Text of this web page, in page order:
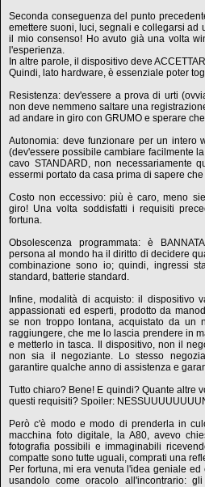
Seconda conseguenza del punto
emettere suoni, luci, segnali e collegarsi ad
il mio consenso! Ho avuto già una volta
l'esperienza.
In altre parole, il dispositivo deve
Quindi, lato hardware, è essenziale poter
Resistenza: dev'essere a prova di urti
non deve nemmeno saltare una
ad andare in giro con GRUMO e sperare
Autonomia: deve funzionare per un intero
(dev'essere possibile cambiare facilmente
cavo STANDARD, non necessariamente
essermi portato da casa prima di sapere
Costo non eccessivo: più è caro, meno
giro! Una volta soddisfatti i requisiti
fortuna.
Obsolescenza programmata: è
persona al mondo ha il diritto di decidere
combinazione sono io; quindi, ingressi
standard, batterie standard.
Infine, modalità di acquisto: il dispositivo
appassionati ed esperti, prodotto da
se non troppo lontana, acquistato da un
raggiungere, che me lo lascia prendere in
e metterlo in tasca. Il dispositivo, non il
non sia il negoziante. Lo stesso
garantire qualche anno di assistenza e
Tutto chiaro? Bene! E quindi? Quante altre
questi requisiti? Spoiler:
Però c'è modo e modo di prenderla in
macchina foto digitale, la A80, avevo
fotografia possibili e immaginabili
compatte sono tutte uguali, comprati una
Per fortuna, mi era venuta l'idea geniale
usandolo come oracolo all'incontrario: